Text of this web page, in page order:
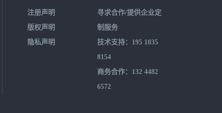
注册声明
版权声明
隐私声明
寻求合作/提供企业定
制服务
技术支持：195 1035
8154
商务合作：132 4482
6572